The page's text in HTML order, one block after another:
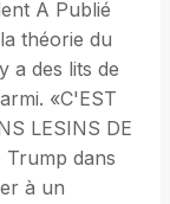
A Publié
théorie du
a des lits de
«C'EST
LESINS DE
Trump dans
à un